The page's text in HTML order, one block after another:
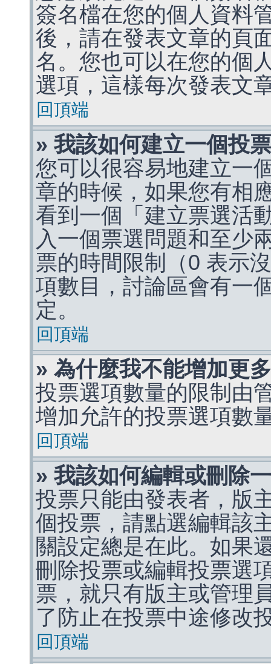
簽名檔在您的個人資料
後，請在發表文章的頁
名。您也可以在您的個
選項，這樣每次發表文
回頂端
» 我該如何建立一個投
您可以很容易地建立一
章的時候，如果您有相
看到一個「建立票選活
入一個票選問題和至少
票的時間限制（0 表示
項數目，討論區會有一
定。
回頂端
» 為什麼我不能增加更
投票選項數量的限制由
增加允許的投票選項數
回頂端
» 我該如何編輯或刪除
投票只能由發表者，版
個投票，請點選編輯該
關設定總是在此。如果
刪除投票或編輯投票選
票，就只有版主或管理
了防止在投票中途修改
回頂端